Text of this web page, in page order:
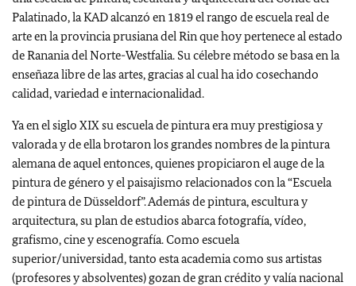
Palatinado, la KAD alcanzó en 1819 el rango de escuela real de
arte en la provincia prusiana del Rin que hoy pertenece al estado
de Ranania del Norte-Westfalia. Su célebre método se basa en la
enseñaza libre de las artes, gracias al cual ha ido cosechando
calidad, variedad e internacionalidad.
Ya en el siglo XIX su escuela de pintura era muy prestigiosa y
valorada y de ella brotaron los grandes nombres de la pintura
alemana de aquel entonces, quienes propiciaron el auge de la
pintura de género y el paisajismo relacionados con la “Escuela
de pintura de Düsseldorf”. Además de pintura, escultura y
arquitectura, su plan de estudios abarca fotografía, vídeo,
grafismo, cine y escenografía. Como escuela
superior/universidad, tanto esta academia como sus artistas
(profesores y absolventes) gozan de gran crédito y valía nacional